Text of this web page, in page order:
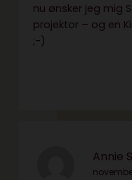
nu ønsker jeg mig
projektor – og en
;-)
Annie